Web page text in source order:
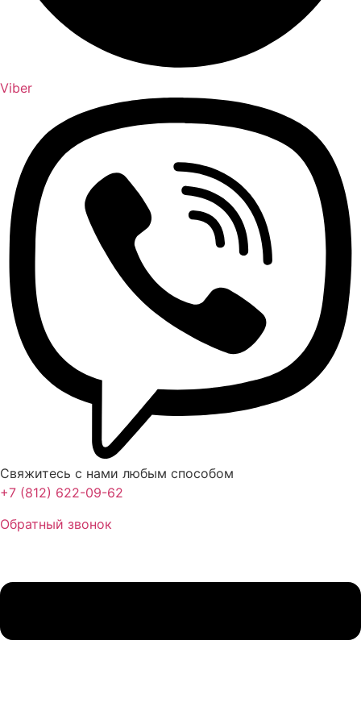
Viber
Свяжитесь с нами любым способом
+7 (812) 622-09-62
Обратный звонок